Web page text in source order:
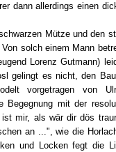
dann allerdings einen
Mütze und den
solch einem Mann
Lorenz Gutmann)
gelingt es nicht, den
vorgetragen von
Begegnung mit der
mir, als wär dir dös
an ...", wie die
und Locken fegt die